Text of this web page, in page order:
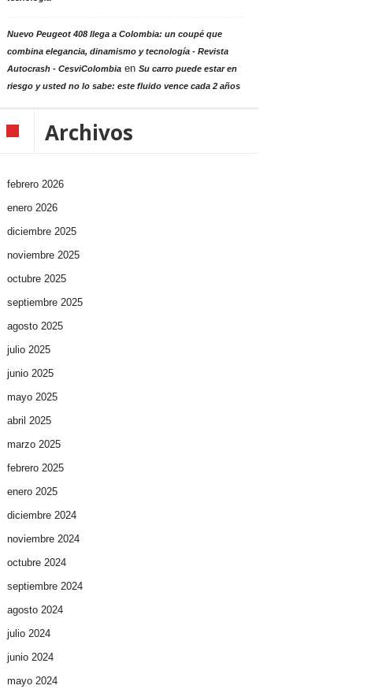
Nuevo Peugeot 408 llega a Colombia: un coupé que
combina elegancia, dinamismo y tecnología - Revista
Autocrash - CesviColombiaen Su carro puede estar en
riesgo y usted no lo sabe: este fluido vence cada 2 años
Archivos
febrero 2026
enero 2026
diciembre 2025
noviembre 2025
octubre 2025
septiembre 2025
agosto 2025
julio 2025
junio 2025
mayo 2025
abril 2025
marzo 2025
febrero 2025
enero 2025
diciembre 2024
noviembre 2024
octubre 2024
septiembre 2024
agosto 2024
julio 2024
junio 2024
mayo 2024